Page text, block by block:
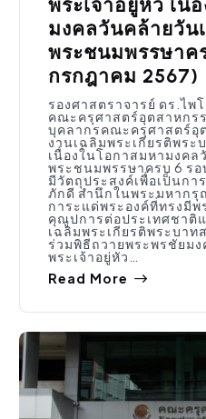
พระเจ้าอยู่หัว เนื่
มงคลวันคล้ายวัน
พระชนมพรรษาค
กรกฎาคม 2567)
รองศาสตราจารย์ ดร.ไ
คณะครุศาสตร์อุตสาหกร
บุคลากรคณะครุศาสตร์อุ
งานเฉลิมพระเกียรติพระ
เนื่องในโอกาสมหามงคล
พระชนมพรรษาครบ 6 ร
มีวัตถุประสงค์เพื่อเป็นกา
ภักดี สำนึกในพระมหาก
การะแด่พระองค์ที่ทรงมี
คุณูปการต่อประเทศชาติ
เฉลิมพระเกียรติพระบาท
ร่วมพิธีถวายพระพรชัยม
พระเจ้าอยู่หัว…
Read More
กิจกรรมคณะ